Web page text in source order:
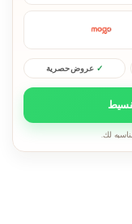
عروض حصرية
لك.